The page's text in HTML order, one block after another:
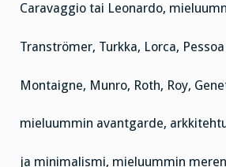
Caravaggio tai Leonardo,
Tranströmer, Turkka, Lorca,
Montaigne, Munro, Roth, Roy,
mieluummin avantgarde,
ja minimalismi, mieluummin